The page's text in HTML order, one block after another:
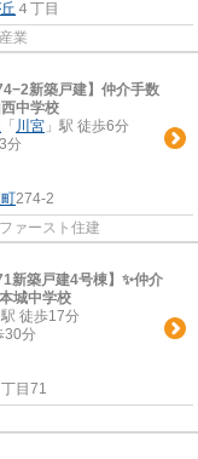
４丁目
業
新築戸建】仲介手数
中学校
「 川宮 」駅 徒歩6分
分
274-2
ァースト住建
新築戸建4号棟】✨️仲介
城中学校
駅 徒歩17分
30分
丁目71